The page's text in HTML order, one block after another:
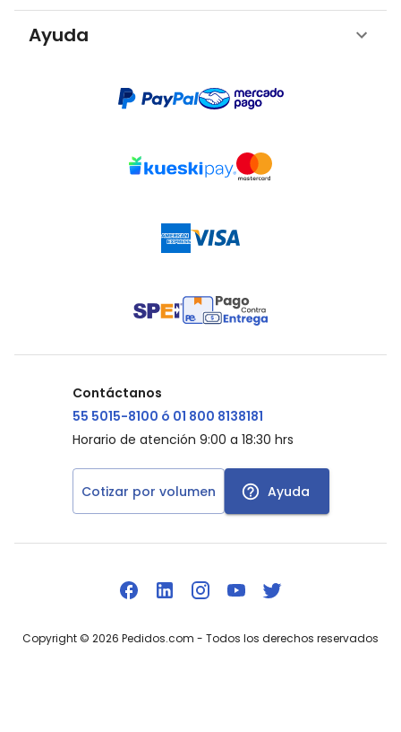
Ayuda
Contáctanos
55 5015-8100 ó 01 800 8138181
Horario de atención 9:00 a 18:30 hrs
Cotizar por volumen Ayuda
Copyright © 2026 Pedidos.com - Todos los derechos reservados